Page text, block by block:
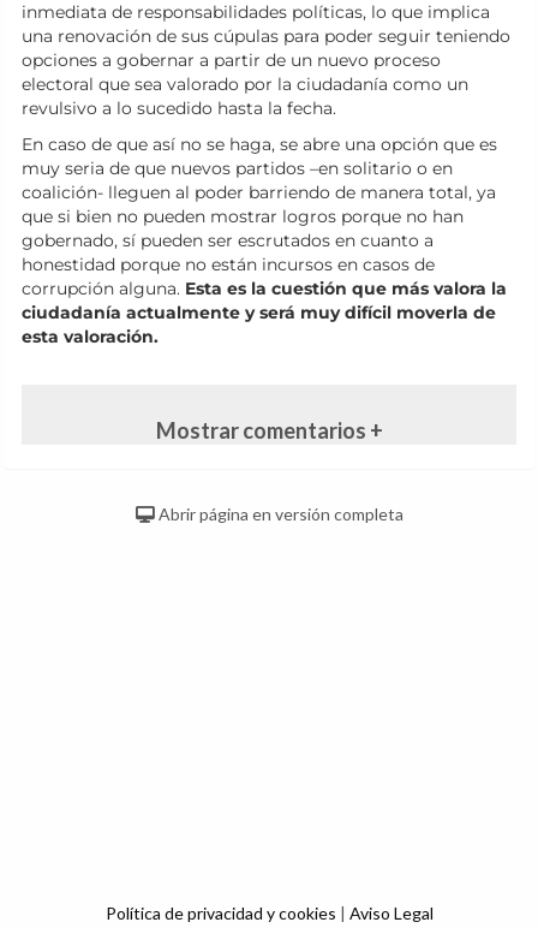
inmediata de responsabilidades políticas, lo que implica
una renovación de sus cúpulas para poder seguir teniendo
opciones a gobernar a partir de un nuevo proceso
electoral que sea valorado por la ciudadanía como un
revulsivo a lo sucedido hasta la fecha.
En caso de que así no se haga, se abre una opción que es
muy seria de que nuevos partidos –en solitario o en
coalición- lleguen al poder barriendo de manera total, ya
que si bien no pueden mostrar logros porque no han
gobernado, sí pueden ser escrutados en cuanto a
honestidad porque no están incursos en casos de
corrupción alguna. Esta es la cuestión que más valora la
ciudadanía actualmente y será muy difícil moverla de
esta valoración.
Mostrar comentarios +
Abrir página en versión completa
Política de privacidad y cookies | Aviso Legal